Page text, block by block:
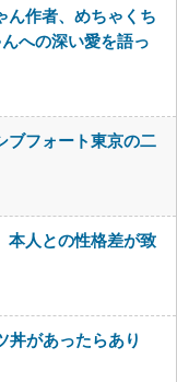
ん作者、めちゃくち
への深い愛を語っ
ブフォート東京の二
本人との性格差が致
丼があったらあり